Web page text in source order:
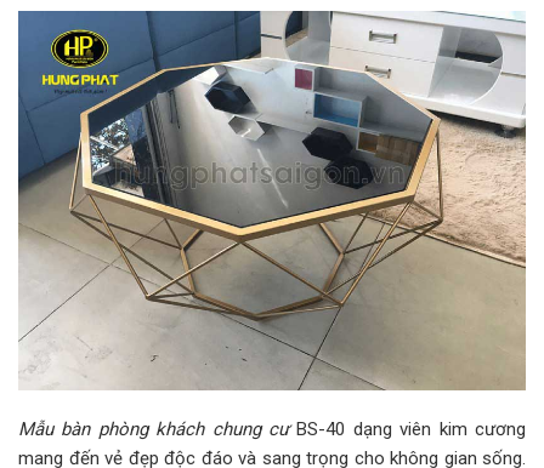
Mẫu bàn phòng khách chung cưBS-40 dạng viên kim cương
mang đến vẻ đẹp độc đáo và sang trọng cho không gian sống.